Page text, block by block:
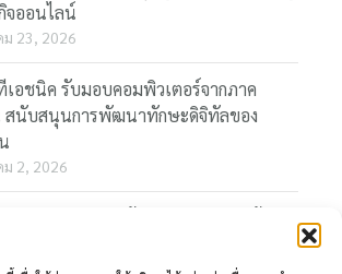
จออนไลน์
23, 2026
อชนิค รับมอบคอมพิวเตอร์จากภาค
สนับสนุนการพัฒนาทักษะดิจิทัลของ
2, 2026